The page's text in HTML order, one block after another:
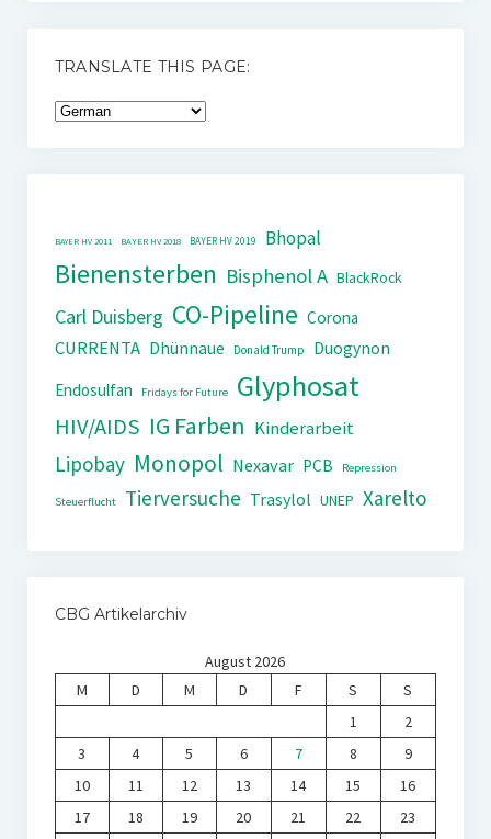
TRANSLATE THIS PAGE:
BAYER HV 2011 BAYER HV 2018 BAYER HV 2019 Bhopal
Bienensterben Bisphenol A BlackRock
Carl Duisberg CO-Pipeline Corona
CURRENTA Dhünnaue Donald Trump
Duogynon
Endosulfan
Fridays for Future Glyphosat
HIV/AIDS IG Farben Kinderarbeit
Lipobay Monopol Nexavar PCB Repression
Steuerflucht Tierversuche Trasylol UNEP Xarelto
CBG Artikelarchiv
August 2026
M
D M D F S
S
1
2
3
4 5 6 7 8
9
10
11 12 13 14 15
16
17
18 19 20 21 22 23